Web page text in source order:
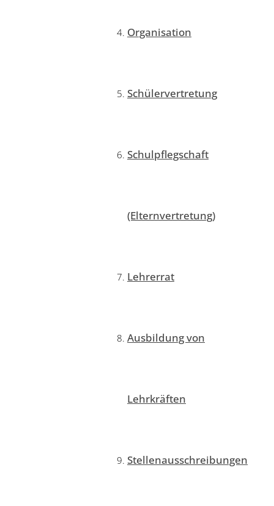
Organisation
Schülervertretung
Schulpflegschaft
(Elternvertretung)
Lehrerrat
Ausbildung von
Lehrkräften
Stellenausschreibungen